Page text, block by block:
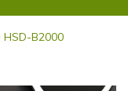
B2000